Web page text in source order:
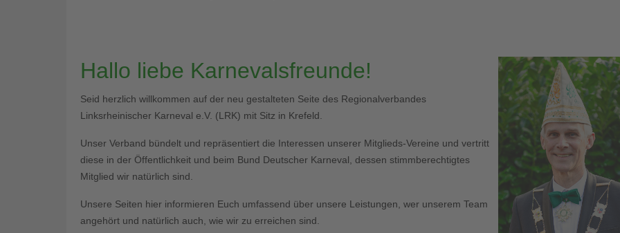
Hallo liebe Karnevalsfreunde!
Seid herzlich willkommen auf der neu gestalteten Seite des Regionalverbandes
Linksrheinischer Karneval e.V. (LRK) mit Sitz in Krefeld.
Unser Verband bündelt und repräsentiert die Interessen unserer Mitglieds-Vereine und vertritt
diese in der Öffentlichkeit und beim Bund Deutscher Karneval, dessen stimmberechtigtes
Mitglied wir natürlich sind.
Unsere Seiten hier informieren Euch umfassend über unsere Leistungen, wer unserem Team
angehört und natürlich auch, wie wir zu erreichen sind.